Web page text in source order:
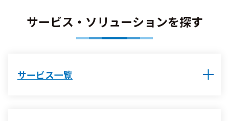
サービス・ソリューションを探す
サービス一覧